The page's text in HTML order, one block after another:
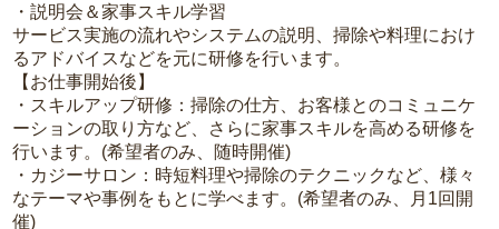
・説明会＆家事スキル学習
サービス実施の流れやシステムの説明、掃除や料理におけ
るアドバイスなどを元に研修を行います。
【お仕事開始後】
・スキルアップ研修：掃除の仕方、お客様とのコミュニケ
ーションの取り方など、さらに家事スキルを高める研修を
行います。(希望者のみ、随時開催)
・カジーサロン：時短料理や掃除のテクニックなど、様々
なテーマや事例をもとに学べます。(希望者のみ、月1回開
催)